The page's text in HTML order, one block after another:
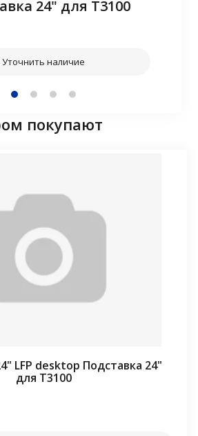
24" для T3100
Уточнить наличие
покупают
LFP desktop Подставка 24"
для T3100